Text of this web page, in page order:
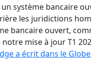
système bancaire
les juridictions
bancaire ouvert,
notre mise à jourT1
a écrit dans le